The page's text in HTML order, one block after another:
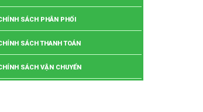
SÁCH PHÂN PHỐI
SÁCH THANH TOÁN
SÁCH VẬN CHUYỂN